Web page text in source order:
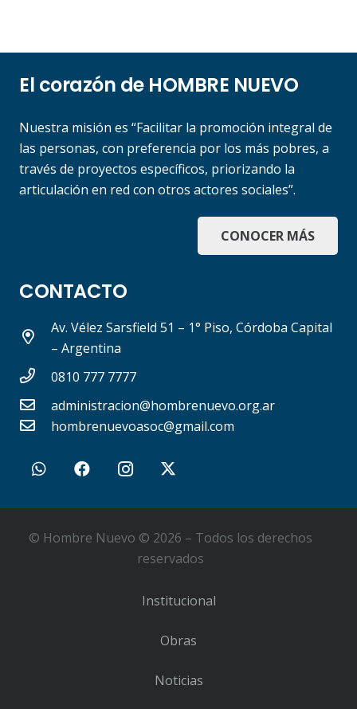
El corazón de HOMBRE NUEVO
Nuestra misión es “Facilitar la promoción integral de
las personas, con preferencia por los más pobres, a
través de proyectos específicos, priorizando la
articulación en red con otros actores sociales”.
CONOCER MÁS
CONTACTO
Av. Vélez Sarsfield 51 – 1° Piso, Córdoba Capital
– Argentina
0810 777 7777
administracion@hombrenuevo.org.ar
hombrenuevoasoc@gmail.com
© Hombre Nuevo © 2026 – Todos los derechos
reservados
Institucional
Obras
Noticias